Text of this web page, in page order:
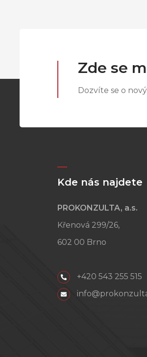
Zde se
Dozvíte se o
Kde nás najdete
PROKONZULTA, a.s.
Křenová 299/26,
602 00 Brno
+420 543 255 515